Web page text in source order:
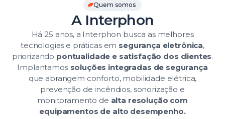
Quem somos
A Interphon
Há 25 anos, a Interphon busca as melhores
tecnologias e práticas em segurança eletrônica,
priorizando pontualidade e satisfação dos clientes.
Implantamos soluções integradas de segurança
que abrangem conforto, mobilidade elétrica,
prevenção de incêndios, sonorização e
monitoramento de alta resolução com
equipamentos de alto desempenho.